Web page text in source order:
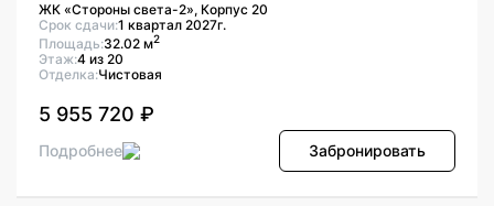
ЖК «Стороны света-2», Корпус 20
Срок сдачи:1 квартал 2027г.
Площадь:32.02 м2
Этаж:4 из 20
Отделка:Чистовая
5 955 720 ₽
Подробнее Забронировать